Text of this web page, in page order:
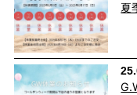
長く見せる脚長効果も。
大きめニットやワンピ
る素材をミックスするこ
性らしさが際立つ着こ
夏